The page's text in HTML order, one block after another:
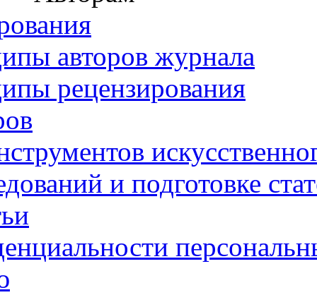
авторов журнала
рецензирования
и подготовке